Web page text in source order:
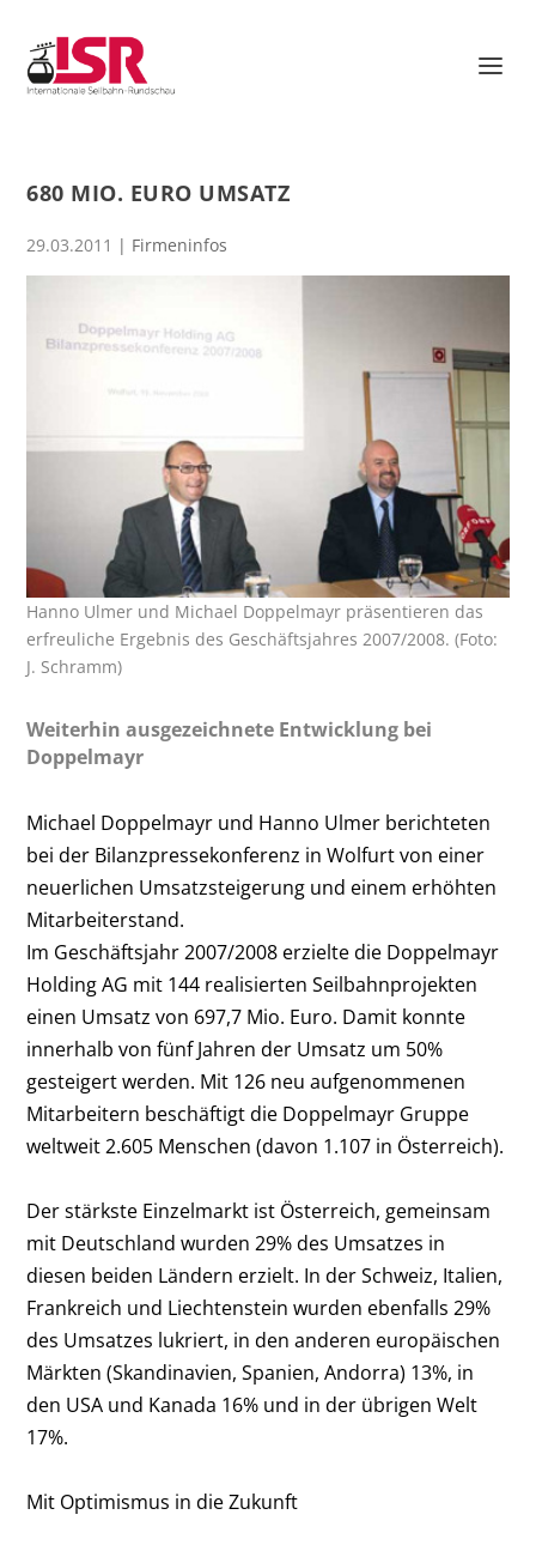
680 MIO. EURO UMSATZ
29.03.2011 | Firmeninfos
Hanno Ulmer und Michael Doppelmayr präsentieren das
erfreuliche Ergebnis des Geschäftsjahres 2007/2008. (Foto:
J. Schramm)
Weiterhin ausgezeichnete Entwicklung bei
Doppelmayr
Michael Doppelmayr und Hanno Ulmer berichteten
bei der Bilanzpressekonferenz in Wolfurt von einer
neuerlichen Umsatzsteigerung und einem erhöhten
Mitarbeiterstand.
Im Geschäftsjahr 2007/2008 erzielte die Doppelmayr
Holding AG mit 144 realisierten Seilbahnprojekten
einen Umsatz von 697,7 Mio. Euro. Damit konnte
innerhalb von fünf Jahren der Umsatz um 50%
gesteigert werden. Mit 126 neu aufgenommenen
Mitarbeitern beschäftigt die Doppelmayr Gruppe
weltweit 2.605 Menschen (davon 1.107 in Österreich).
Der stärkste Einzelmarkt ist Österreich, gemeinsam
mit Deutschland wurden 29% des Umsatzes in
diesen beiden Ländern erzielt. In der Schweiz, Italien,
Frankreich und Liechtenstein wurden ebenfalls 29%
des Umsatzes lukriert, in den anderen europäischen
Märkten (Skandinavien, Spanien, Andorra) 13%, in
den USA und Kanada 16% und in der übrigen Welt
17%.
Mit Optimismus in die Zukunft